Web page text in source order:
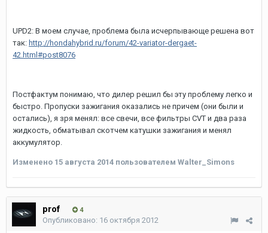
UPD2: В моем случае, проблема была исчерпывающе решена вот
так: http://hondahybrid.ru/forum/42-variator-dergaet-
42.html#post8076
Постфактум понимаю, что дилер решил бы эту проблему легко и
быстро. Пропуски зажигания оказались не причем (они были и
остались), я зря менял: все свечи, все фильтры CVT и два раза
жидкость, обматывал скотчем катушки зажигания и менял
аккумулятор.
Изменено 15 августа 2014 пользователем Walter_Simons
prof 4
Опубликовано: 16 октября 2012